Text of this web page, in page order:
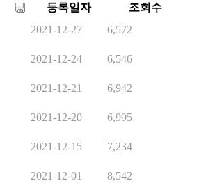
등록일자
조회수
2021-12-27 6,572
2021-12-24 6,546
2021-12-21 6,942
2021-12-20 6,995
2021-12-15 7,234
2021-12-01 8,542